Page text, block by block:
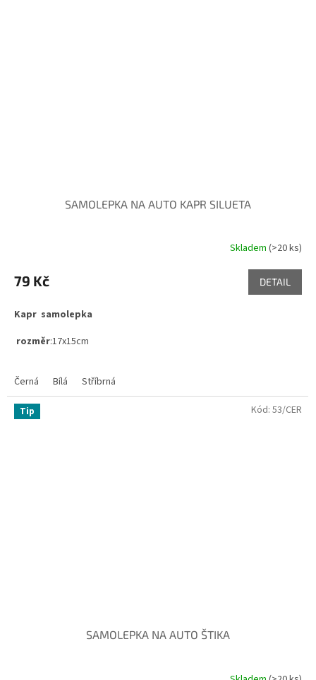
SAMOLEPKA NA AUTO KAPR SILUETA
Skladem (>20 ks)
79 Kč DETAIL
Kapr samolepka
rozměr:17x15cm
Černá Bílá Stříbrná
Tip
SAMOLEPKA NA AUTO ŠTIKA
Kód: 53/CER